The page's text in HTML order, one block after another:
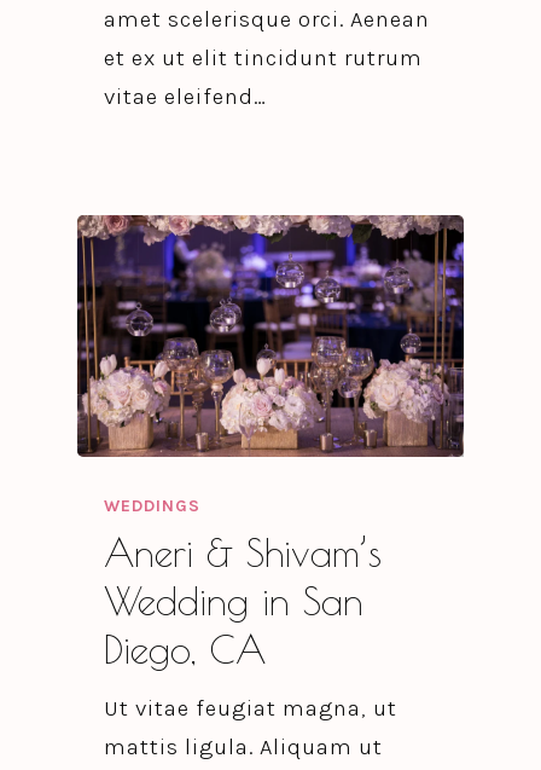
amet scelerisque orci. Aenean
et ex ut elit tincidunt rutrum
vitae eleifend…
WEDDINGS
Aneri & Shivam’s
Wedding in San
Diego, CA
Ut vitae feugiat magna, ut
mattis ligula. Aliquam ut